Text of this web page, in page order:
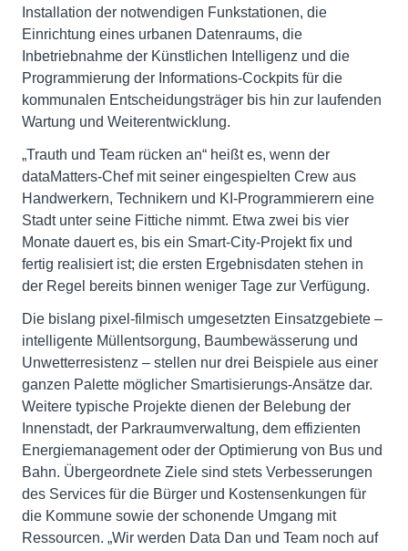
Installation der notwendigen Funkstationen, die
Einrichtung eines urbanen Datenraums, die
Inbetriebnahme der Künstlichen Intelligenz und die
Programmierung der Informations-Cockpits für die
kommunalen Entscheidungsträger bis hin zur laufenden
Wartung und Weiterentwicklung.
„Trauth und Team rücken an“ heißt es, wenn der
dataMatters-Chef mit seiner eingespielten Crew aus
Handwerkern, Technikern und KI-Programmierern eine
Stadt unter seine Fittiche nimmt. Etwa zwei bis vier
Monate dauert es, bis ein Smart-City-Projekt fix und
fertig realisiert ist; die ersten Ergebnisdaten stehen in
der Regel bereits binnen weniger Tage zur Verfügung.
Die bislang pixel-filmisch umgesetzten Einsatzgebiete –
intelligente Müllentsorgung, Baumbewässerung und
Unwetterresistenz – stellen nur drei Beispiele aus einer
ganzen Palette möglicher Smartisierungs-Ansätze dar.
Weitere typische Projekte dienen der Belebung der
Innenstadt, der Parkraumverwaltung, dem effizienten
Energiemanagement oder der Optimierung von Bus und
Bahn. Übergeordnete Ziele sind stets Verbesserungen
des Services für die Bürger und Kostensenkungen für
die Kommune sowie der schonende Umgang mit
Ressourcen. „Wir werden Data Dan und Team noch auf